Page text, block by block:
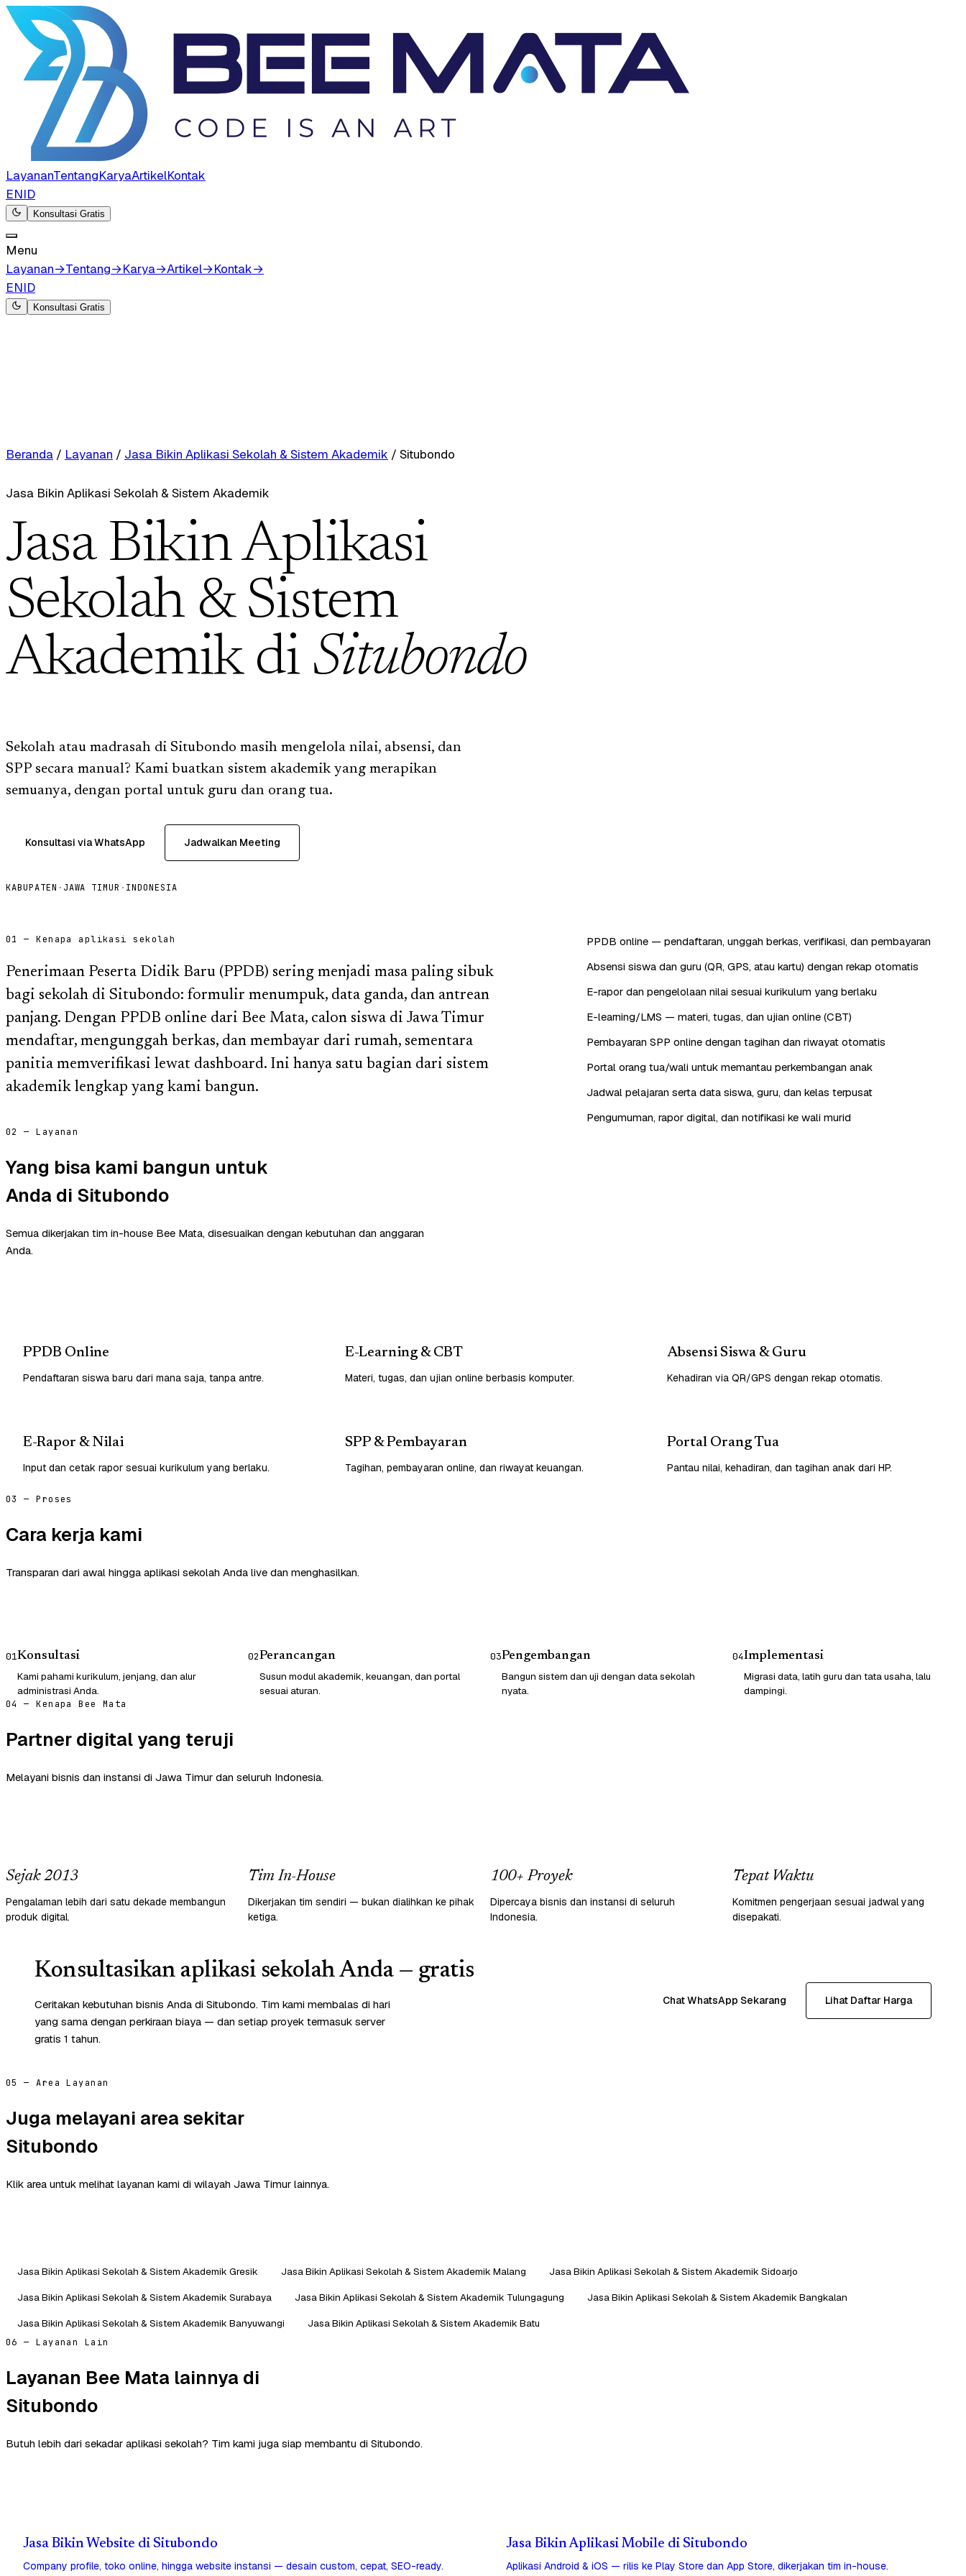
LayananTentangKaryaArtikelKontak
ENID
Konsultasi Gratis
Menu
Layanan→Tentang→Karya→Artikel→Kontak→
ENID
Konsultasi Gratis
Beranda / Layanan / Jasa Bikin Aplikasi Sekolah & Sistem Akademik / Situbondo
Jasa Bikin Aplikasi Sekolah & Sistem Akademik
Jasa Bikin Aplikasi
Sekolah & Sistem
Akademik di Situbondo
Sekolah atau madrasah di Situbondo masih mengelola nilai, absensi, dan
SPP secara manual? Kami buatkan sistem akademik yang merapikan
semuanya, dengan portal untuk guru dan orang tua.
Konsultasi via WhatsApp Jadwalkan Meeting
KABUPATEN · JAWA TIMUR · INDONESIA
01 — Kenapa aplikasi sekolah
Penerimaan Peserta Didik Baru (PPDB) sering menjadi masa paling sibuk
bagi sekolah di Situbondo: formulir menumpuk, data ganda, dan antrean
panjang. Dengan PPDB online dari Bee Mata, calon siswa di Jawa Timur
mendaftar, mengunggah berkas, dan membayar dari rumah, sementara
panitia memverifikasi lewat dashboard. Ini hanya satu bagian dari sistem
akademik lengkap yang kami bangun.
PPDB online — pendaftaran, unggah berkas, verifikasi, dan pembayaran
Absensi siswa dan guru (QR, GPS, atau kartu) dengan rekap otomatis
E-rapor dan pengelolaan nilai sesuai kurikulum yang berlaku
E-learning/LMS — materi, tugas, dan ujian online (CBT)
Pembayaran SPP online dengan tagihan dan riwayat otomatis
Portal orang tua/wali untuk memantau perkembangan anak
Jadwal pelajaran serta data siswa, guru, dan kelas terpusat
Pengumuman, rapor digital, dan notifikasi ke wali murid
02 — Layanan
Yang bisa kami bangun untuk
Anda di Situbondo
Semua dikerjakan tim in-house Bee Mata, disesuaikan dengan kebutuhan dan anggaran
Anda.
PPDB Online
Pendaftaran siswa baru dari mana saja, tanpa antre.
E-Learning & CBT
Materi, tugas, dan ujian online berbasis komputer.
Absensi Siswa & Guru
Kehadiran via QR/GPS dengan rekap otomatis.
E-Rapor & Nilai
Input dan cetak rapor sesuai kurikulum yang berlaku.
SPP & Pembayaran
Tagihan, pembayaran online, dan riwayat keuangan.
Portal Orang Tua
Pantau nilai, kehadiran, dan tagihan anak dari HP.
03 — Proses
Cara kerja kami
Transparan dari awal hingga aplikasi sekolah Anda live dan menghasilkan.
01Konsultasi
Kami pahami kurikulum, jenjang, dan alur
administrasi Anda.
02Perancangan
Susun modul akademik, keuangan, dan portal
sesuai aturan.
03Pengembangan
Bangun sistem dan uji dengan data sekolah
nyata.
04Implementasi
Migrasi data, latih guru dan tata usaha, lalu
dampingi.
04 — Kenapa Bee Mata
Partner digital yang teruji
Melayani bisnis dan instansi di Jawa Timur dan seluruh Indonesia.
Sejak 2013
Pengalaman lebih dari satu dekade membangun
produk digital.
Tim In-House
Dikerjakan tim sendiri — bukan dialihkan ke pihak
ketiga.
100+ Proyek
Dipercaya bisnis dan instansi di seluruh
Indonesia.
Tepat Waktu
Komitmen pengerjaan sesuai jadwal yang
disepakati.
Konsultasikan aplikasi sekolah Anda — gratis
Ceritakan kebutuhan bisnis Anda di Situbondo. Tim kami membalas di hari
yang sama dengan perkiraan biaya — dan setiap proyek termasuk server
gratis 1 tahun.
Chat WhatsApp Sekarang Lihat Daftar Harga
05 — Area Layanan
Juga melayani area sekitar
Situbondo
Klik area untuk melihat layanan kami di wilayah Jawa Timur lainnya.
Jasa Bikin Aplikasi Sekolah & Sistem Akademik Gresik Jasa Bikin Aplikasi Sekolah & Sistem Akademik Malang
Jasa Bikin Aplikasi Sekolah & Sistem Akademik Sidoarjo
Jasa Bikin Aplikasi Sekolah & Sistem Akademik Surabaya
Jasa Bikin Aplikasi Sekolah & Sistem Akademik Tulungagung
Jasa Bikin Aplikasi Sekolah & Sistem Akademik Bangkalan
Jasa Bikin Aplikasi Sekolah & Sistem Akademik Banyuwangi
Jasa Bikin Aplikasi Sekolah & Sistem Akademik Batu
06 — Layanan Lain
Layanan Bee Mata lainnya di
Situbondo
Butuh lebih dari sekadar aplikasi sekolah? Tim kami juga siap membantu di Situbondo.
Jasa Bikin Website di Situbondo
Company profile, toko online, hingga website instansi — desain custom, cepat, SEO-ready.
Jasa Bikin Aplikasi Mobile di Situbondo
Aplikasi Android & iOS — rilis ke Play Store dan App Store, dikerjakan tim in-house.